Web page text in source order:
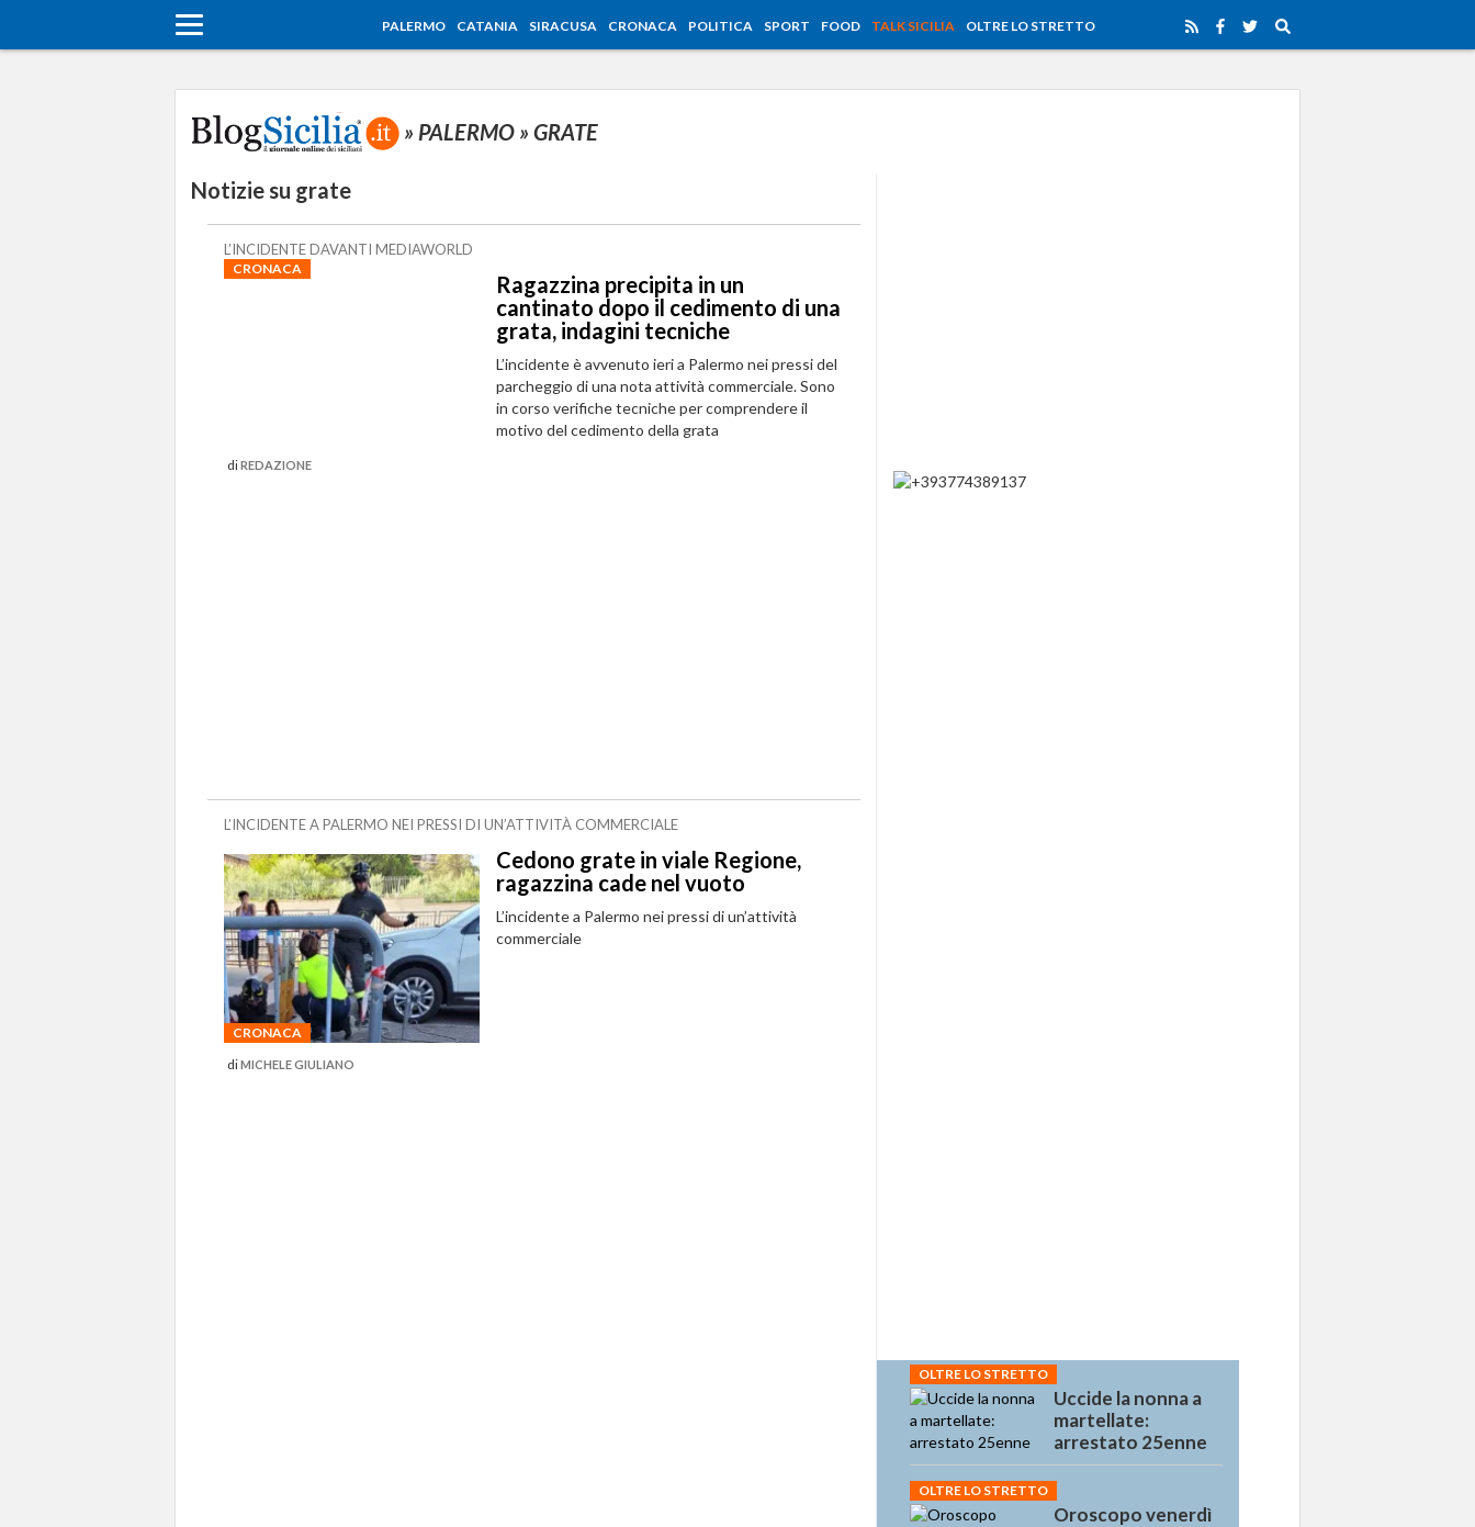
PALERMO CATANIA SIRACUSA CRONACA POLITICA SPORT FOOD TALK SICILIA OLTRE LO STRETTO
» PALERMO » GRATE
Notizie su grate
L’INCIDENTE DAVANTI MEDIAWORLD
CRONACA
Ragazzina precipita in un
cantinato dopo il cedimento di una
grata, indagini tecniche
L’incidente è avvenuto ieri a Palermo nei pressi del
parcheggio di una nota attività commerciale. Sono
in corso verifiche tecniche per comprendere il
motivo del cedimento della grata
diREDAZIONE
L’INCIDENTE A PALERMO NEI PRESSI DI UN’ATTIVITÀ COMMERCIALE
CRONACA
Cedono grate in viale Regione,
ragazzina cade nel vuoto
L’incidente a Palermo nei pressi di un’attività
commerciale
diMICHELE GIULIANO
OLTRE LO STRETTO
Uccide la nonna a
martellate:
arrestato 25enne
OLTRE LO STRETTO
Oroscopo venerdì